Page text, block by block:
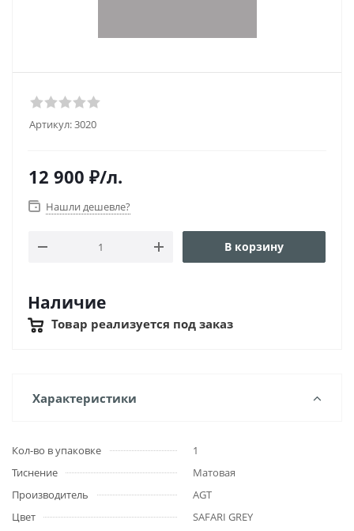
Артикул:3020
12 900 ₽/л.
Нашли дешевле?
В корзину
Наличие
Товар реализуется под заказ
Характеристики
Кол-во в упаковке
1
Тиснение
Матовая
Производитель
AGT
Цвет
SAFARI GREY